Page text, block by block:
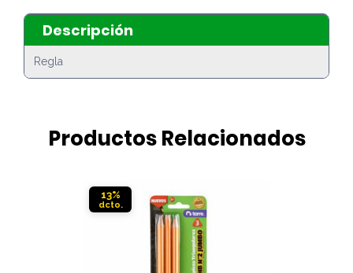
Descripción
Regla
Productos Relacionados
13%